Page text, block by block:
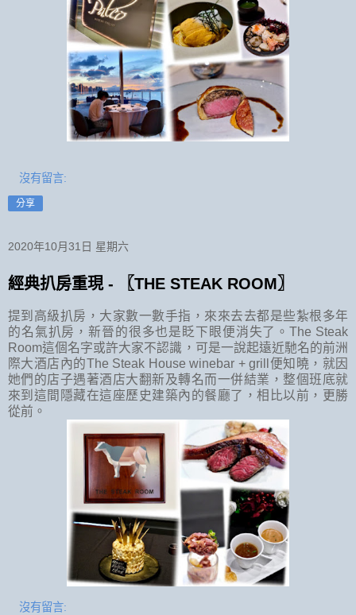
沒有留言:
分享
2020年10月31日 星期六
經典扒房重現 - 〖THE STEAK ROOM〗
提到高級扒房，大家數一數手指，來來去去都是些紮根多年
的名氣扒房，新晉的很多也是眨下眼便消失了。The Steak
Room這個名字或許大家不認識，可是一說起遠近馳名的前洲
際大酒店內的The Steak House winebar + grill便知曉，就因
她們的店子遇著酒店大翻新及轉名而一併結業，整個班底就
來到這間隱藏在這座歷史建築內的餐廳了，相比以前，更勝
從前。
沒有留言: